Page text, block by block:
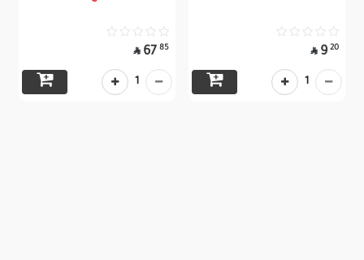
20
9

1
85
67

1